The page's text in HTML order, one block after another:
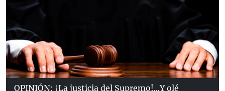
OPINIÓN: ¡La justicia del Supremo!...Y olé